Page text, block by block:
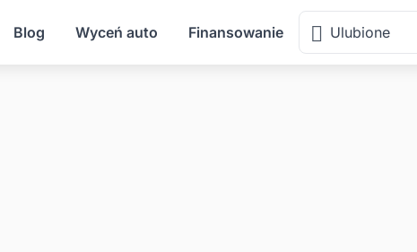
Blog Wyceń auto Finansowanie Ulubione